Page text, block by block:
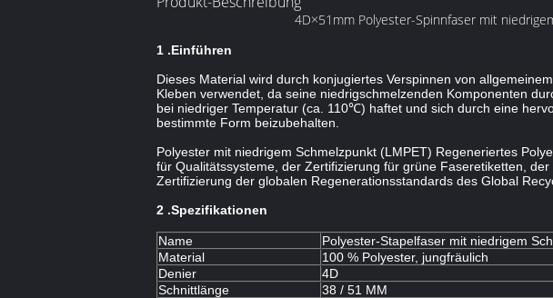
4D×51mm Polyester-Spinnfaser mit
1 .Einführen
Dieses Material wird durch konjugiertes Verspinnen von
Kleben verwendet, da seine niedrigschmelzenden Komponenten
bei niedriger Temperatur (ca. 110℃) haftet und sich durch eine
bestimmte Form beizubehalten.
Polyester mit niedrigem Schmelzpunkt (LMPET) Regeneriertes
für Qualitätssysteme, der Zertifizierung für grüne Faseretiketten,
Zertifizierung der globalen Regenerationsstandards des Global
2 .Spezifikationen
Name
Polyester-Stapelfaser mit niedrigem
Material
100 % Polyester, jungfräulich
Denier
4D
Schnittlänge
38 / 51 MM